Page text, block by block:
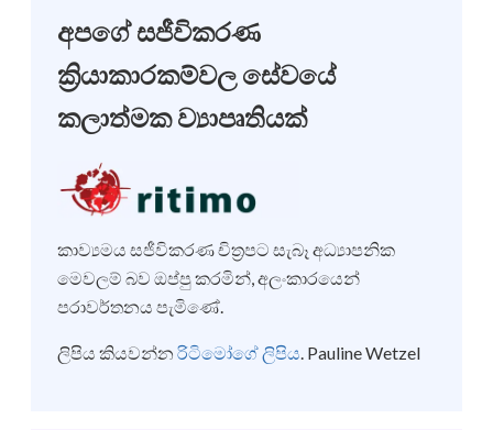
අපගේ සජීවිකරණ
ක්‍රියාකාරකම්වල සේවයේ
කලාත්මක ව්‍යාපෘතියක්
කාව්‍යමය සජීවිකරණ චිත්‍රපට සැබෑ අධ්‍යාපනික
මෙවලම් බව ඔප්පු කරමින්, අලංකාරයෙන්
පරාවර්තනය පැමිණේ.
ලිපිය කියවන්න රිටිමෝගේ ලිපිය . Pauline Wetzel